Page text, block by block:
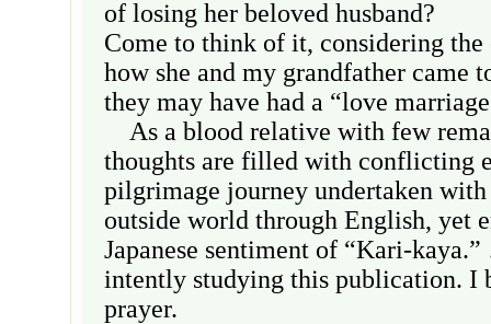
of losing her beloved husband?
Come to think of it, considering the
how she and my grandfather came
they may have had a “love
As a blood relative with few
thoughts are filled with conflicting
pilgrimage journey undertaken
outside world through English, yet
Japanese sentiment of “Kari-
intently studying this publication. I
prayer.